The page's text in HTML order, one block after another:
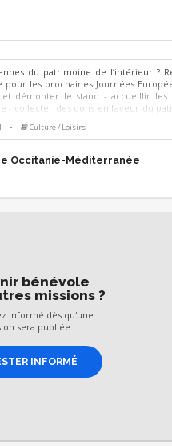
du patrimoine de l’intérieur ?
les prochaines Journées
démonter le stand - accueillir les
- collecter des dons en faveur du
des animations prévues sur le
🗓 Quand ? Les 19 et 20
! (Étudiants en
• Culture / Loisirs
Occitanie-Méditerranée
bénévole
missions ?
informé dès qu'une
sera publiée
INFORMÉ